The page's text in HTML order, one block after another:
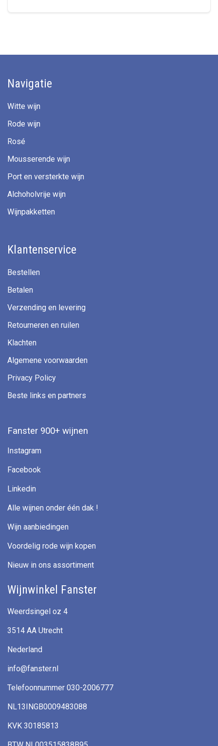
Navigatie
Witte wijn
Rode wijn
Rosé
Mousserende wijn
Port en versterkte wijn
Alchoholvrije wijn
Wijnpakketten
Klantenservice
Bestellen
Betalen
Verzending en levering
Retourneren en ruilen
Klachten
Algemene voorwaarden
Privacy Policy
Beste links en partners
Fanster 900+ wijnen
Instagram
Facebook
Linkedin
Alle wijnen onder één dak !
Wijn aanbiedingen
Voordelig rode wijn kopen
Nieuw in ons assortiment
Wijnwinkel Fanster
Weerdsingel oz 4
3514 AA Utrecht
Nederland
info@fanster.nl
Telefoonnummer 030-2006777
NL13INGB0009483088
KVK 30185813